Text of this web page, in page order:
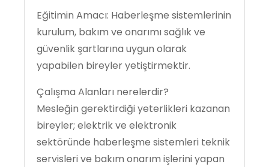
Eğitimin Amacı: Haberleşme sistemlerinin
kurulum, bakım ve onarımı sağlık ve
güvenlik şartlarına uygun olarak
yapabilen bireyler yetiştirmektir.
Çalışma Alanları nerelerdir?
Mesleğin gerektirdiği yeterlikleri kazanan
bireyler; elektrik ve elektronik
sektöründe haberleşme sistemleri teknik
servisleri ve bakım onarım işlerini yapan